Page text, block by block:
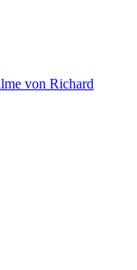
von Richard